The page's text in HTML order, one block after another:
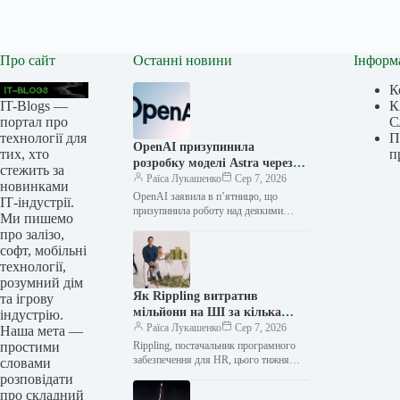
Про сайт
IT-Blogs —
портал про
технології для
тих, хто
стежить за
новинками
ІТ-індустрії.
Ми пишемо
про залізо,
софт, мобільні
технології,
розумний дім
та ігрову
індустрію.
Наша мета —
простими
словами
розповідати
про складний
Останні новини
OpenAI призупинила
розробку моделі Astra через
занепокоєння щодо безпеки
Раїса Лукашенко
Сер 7, 2026
OpenAI заявила в п’ятницю, що
призупинила роботу над деякими
Astra після внутрішньої перевірки, яка
виявила значні…
Як Rippling витратив
мільйони на ШІ за кілька
місяців, а потім створив
інструмент для вимірювання
віддачі від інвестицій у
Раїса Лукашенко
Сер 7, 2026
Rippling, постачальник програмного
забезпечення для HR, цього тижня
продукт, розроблений для боротьби з